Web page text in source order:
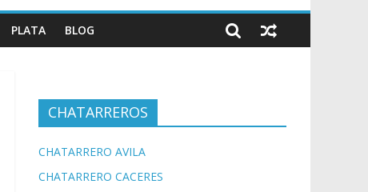
PLATA BLOG
CHATARREROS
CHATARRERO AVILA
CHATARRERO CACERES